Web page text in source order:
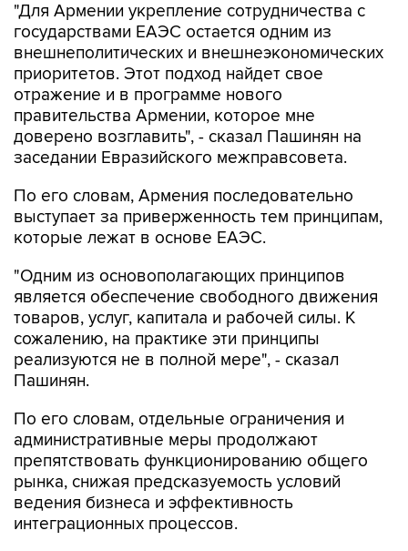
"Для Армении укрепление сотрудничества с
государствами ЕАЭС остается одним из
внешнеполитических и внешнеэкономических
приоритетов. Этот подход найдет свое
отражение и в программе нового
правительства Армении, которое мне
доверено возглавить", - сказал Пашинян на
заседании Евразийского межправсовета.
По его словам, Армения последовательно
выступает за приверженность тем принципам,
которые лежат в основе ЕАЭС.
"Одним из основополагающих принципов
является обеспечение свободного движения
товаров, услуг, капитала и рабочей силы. К
сожалению, на практике эти принципы
реализуются не в полной мере", - сказал
Пашинян.
По его словам, отдельные ограничения и
административные меры продолжают
препятствовать функционированию общего
рынка, снижая предсказуемость условий
ведения бизнеса и эффективность
интеграционных процессов.